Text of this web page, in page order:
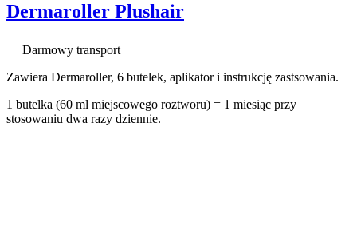
Dermaroller Plushair
Darmowy transport
Zawiera Dermaroller, 6 butelek, aplikator i instrukcję zastsowania.
1 butelka (60 ml miejscowego roztworu) = 1 miesiąc przy
stosowaniu dwa razy dziennie.